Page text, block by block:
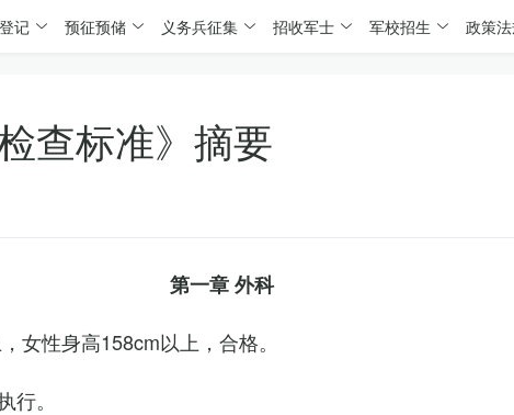
记 预征预储 义务兵征集 招收军士 军校招生 政策
查标准》摘要
第一章 外科
女性身高158cm以上，合格。
。